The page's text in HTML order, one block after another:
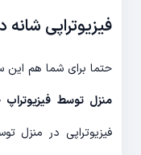
فیزیوتراپی
حتما برای شما هم
منزل توسط فیزیوتراپ
فیزیوتراپی در منزل